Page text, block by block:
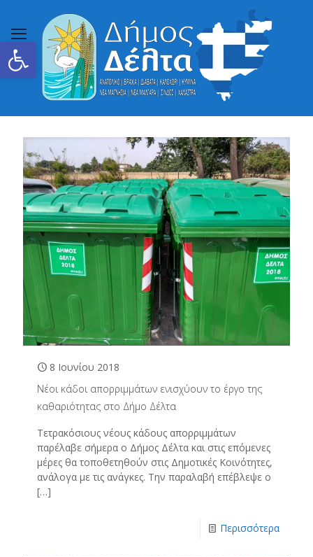
Ανοίξτε τη γραμμή εργαλείων
8 Ιουνίου 2018
Νέοι κάδοι απορριμμάτων ενισχύουν το έργο της
καθαριότητας στο Δήμο Δέλτα
Τετρακόσιους νέους κάδους απορριμμάτων
παρέλαβε σήμερα ο Δήμος Δέλτα και στις επόμενες
μέρες θα τοποθετηθούν στις Δημοτικές Κοινότητες,
ανάλογα με τις ανάγκες. Την παραλαβή επέβλεψε ο
[…]
Περισσότερα